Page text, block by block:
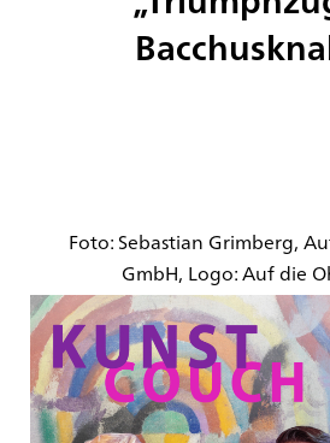
Foto: Sebastian Grimberg,
GmbH, Logo: Auf die